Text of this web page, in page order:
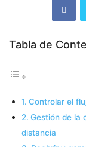
Tabla de
Controlar el
Gestión de la
distancia